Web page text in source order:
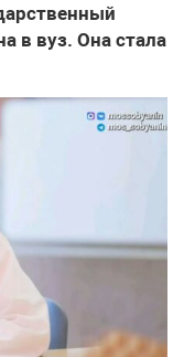
в вуз. Она стала